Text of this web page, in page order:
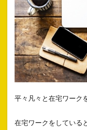
平々凡々と在宅ワーク
在宅ワークをしている